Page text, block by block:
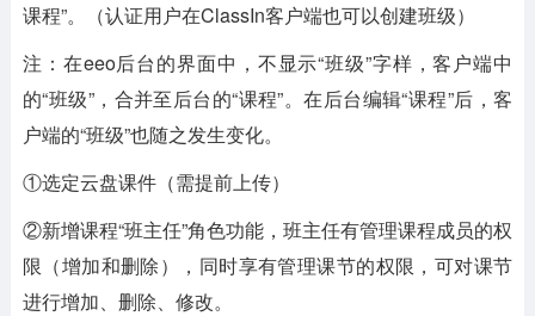
课程”。（认证用户在ClassIn客户端也可以创建班级）
注：在eeo后台的界面中，不显示“班级”字样，客户端中
的“班级”，合并至后台的“课程”。在后台编辑“课程”后，客
户端的“班级”也随之发生变化。
①选定云盘课件（需提前上传）
②新增课程“班主任”角色功能，班主任有管理课程成员的权
限（增加和删除），同时享有管理课节的权限，可对课节
进行增加、删除、修改。